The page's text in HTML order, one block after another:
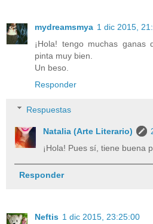
mydreamsmya 1 dic 2015,
¡Hola! tengo muchas ganas
pinta muy bien.
Un beso.
Responder
Respuestas
Natalia (Arte Literario)
¡Hola! Pues sí, tiene buena
Responder
Neftis 1 dic 2015, 23:25:00